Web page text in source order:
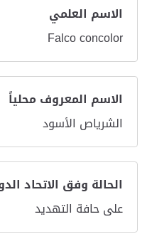
الاسم العلمي
Falco concolor
الاسم المعروف محلياً
الشرياص الأسود
الحالة وفق الاتحاد
على حافة التهديد